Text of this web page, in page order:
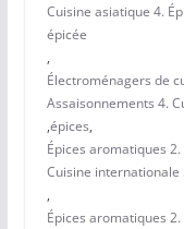
Cuisine asiatique 4.
épicée
,
Électroménagers de
Assaisonnements 4.
,épices,
Épices aromatiques
Cuisine
,
Épices aromatiques